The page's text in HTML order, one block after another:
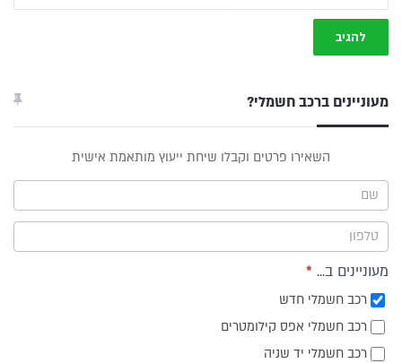
מעוניינים ברכב חשמלי?
תפריט
צד
השאירו פרטים וקבלו שיחת ייעוץ מותאמת אישית
מעוניינים ב... *
רכב חשמלי חדש
רכב חשמלי אפס קילומטרים
רכב חשמלי יד שניה